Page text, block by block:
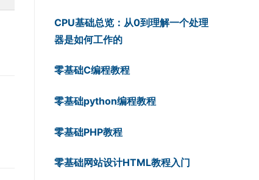
CPU基础总览：从0到理解一个处理
器是如何工作的
零基础C编程教程
零基础python编程教程
零基础PHP教程
零基础网站设计HTML教程入门